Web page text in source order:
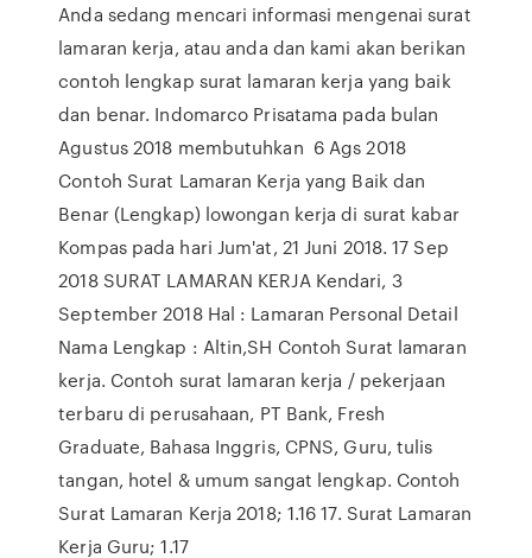
Anda sedang mencari informasi mengenai surat
lamaran kerja, atau anda dan kami akan berikan
contoh lengkap surat lamaran kerja yang baik
dan benar. Indomarco Prisatama pada bulan
Agustus 2018 membutuhkan 6 Ags 2018
Contoh Surat Lamaran Kerja yang Baik dan
Benar (Lengkap) lowongan kerja di surat kabar
Kompas pada hari Jum'at, 21 Juni 2018. 17 Sep
2018 SURAT LAMARAN KERJA Kendari, 3
September 2018 Hal : Lamaran Personal Detail
Nama Lengkap : Altin,SH Contoh Surat lamaran
kerja. Contoh surat lamaran kerja / pekerjaan
terbaru di perusahaan, PT Bank, Fresh
Graduate, Bahasa Inggris, CPNS, Guru, tulis
tangan, hotel & umum sangat lengkap. Contoh
Surat Lamaran Kerja 2018; 1.16 17. Surat Lamaran
Kerja Guru; 1.17